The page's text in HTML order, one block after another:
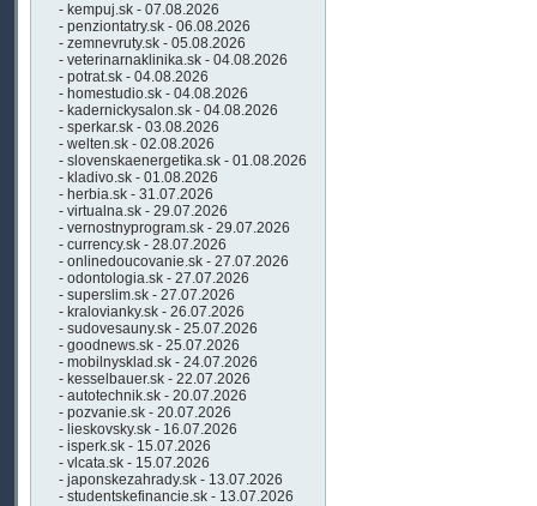
- kempuj.sk - 07.08.2026
- penziontatry.sk - 06.08.2026
- zemnevruty.sk - 05.08.2026
- veterinarnaklinika.sk - 04.08.2026
- potrat.sk - 04.08.2026
- homestudio.sk - 04.08.2026
- kadernickysalon.sk - 04.08.2026
- sperkar.sk - 03.08.2026
- welten.sk - 02.08.2026
- slovenskaenergetika.sk - 01.08.2026
- kladivo.sk - 01.08.2026
- herbia.sk - 31.07.2026
- virtualna.sk - 29.07.2026
- vernostnyprogram.sk - 29.07.2026
- currency.sk - 28.07.2026
- onlinedoucovanie.sk - 27.07.2026
- odontologia.sk - 27.07.2026
- superslim.sk - 27.07.2026
- kralovianky.sk - 26.07.2026
- sudovesauny.sk - 25.07.2026
- goodnews.sk - 25.07.2026
- mobilnysklad.sk - 24.07.2026
- kesselbauer.sk - 22.07.2026
- autotechnik.sk - 20.07.2026
- pozvanie.sk - 20.07.2026
- lieskovsky.sk - 16.07.2026
- isperk.sk - 15.07.2026
- vlcata.sk - 15.07.2026
- japonskezahrady.sk - 13.07.2026
- studentskefinancie.sk - 13.07.2026